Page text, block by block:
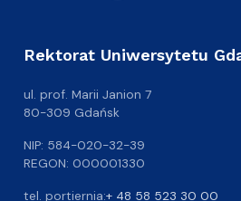
Rektorat Uniwersytetu
ul. prof. Marii Janion 7
80-309 Gdańsk
NIP: 584-020-32-39
REGON: 000001330
tel. portiernia:+ 48 58 523 30 00